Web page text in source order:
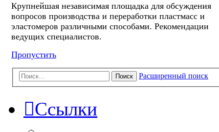
Крупнейшая независимая площадка для обсуждения
вопросов производства и переработки пластмасс и
эластомеров различными способами. Рекомендации
ведущих специалистов.
Пропустить
Поиск Расширенный поиск
Ссылки